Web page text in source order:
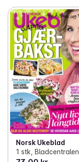
Norsk Ukeblad
1 stk, Bladcentralen